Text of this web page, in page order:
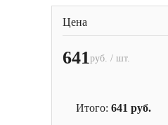
Цена
641руб. / шт.
Итого: 641 руб.